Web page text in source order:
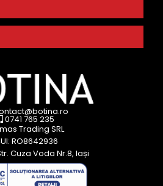
0741 765 235
Trading SRL
RO8642936
Cuza Voda Nr.8, Iași